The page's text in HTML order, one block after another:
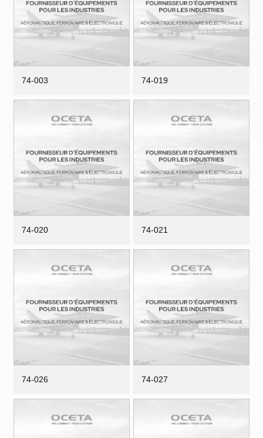
74-003 74-019
74-020 74-021
74-026 74-027